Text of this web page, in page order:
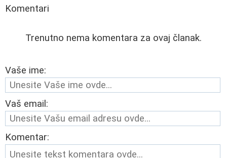
Komentari
Trenutno nema komentara za ovaj članak.
Vaše ime:
Vaš email:
Komentar: